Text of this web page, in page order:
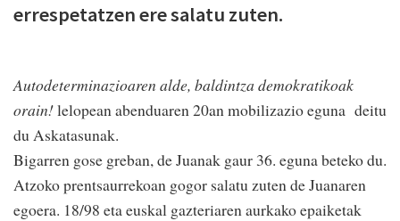
errespetatzen ere salatu zuten.
Autodeterminazioaren alde, baldintza demokratikoak
orain!lelopean abenduaren 20an mobilizazio eguna deitu
du Askatasunak.
Bigarren gose greban, de Juanak gaur 36. eguna beteko du.
Atzoko prentsaurrekoan gogor salatu zuten de Juanaren
egoera. 18/98 eta euskal gazteriaren aurkako epaiketak